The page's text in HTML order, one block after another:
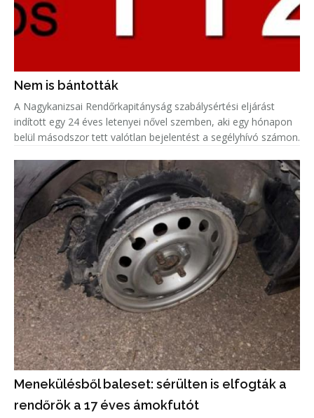
Nem is bántották
A Nagykanizsai Rendőrkapitányság szabálysértési eljárást
indított egy 24 éves letenyei nővel szemben, aki egy hónapon
belül másodszor tett valótlan bejelentést a segélyhívó számon.
Menekülésből baleset: sérülten is elfogták a
rendőrök a 17 éves ámokfutót